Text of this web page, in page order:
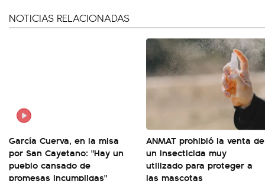
NOTICIAS RELACIONADAS
García Cuerva, en la misa
por San Cayetano: "Hay un
pueblo cansado de
promesas incumplidas"
ANMAT prohibió la venta de
un insecticida muy
utilizado para proteger a
las mascotas